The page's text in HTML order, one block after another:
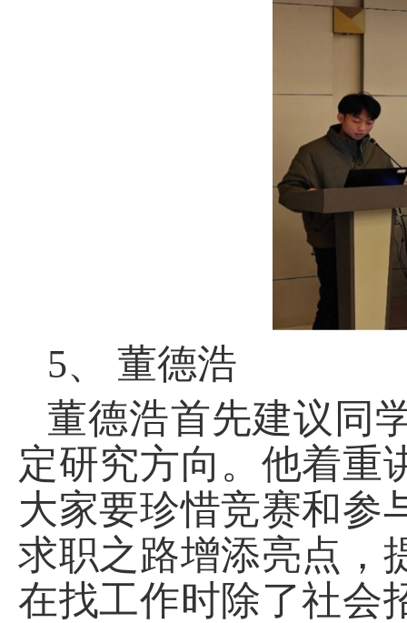
5、 董德浩
董德浩首先建议同
定研究方向。他着重
大家要珍惜竞赛和参
求职之路增添亮点，
在找工作时除了社会